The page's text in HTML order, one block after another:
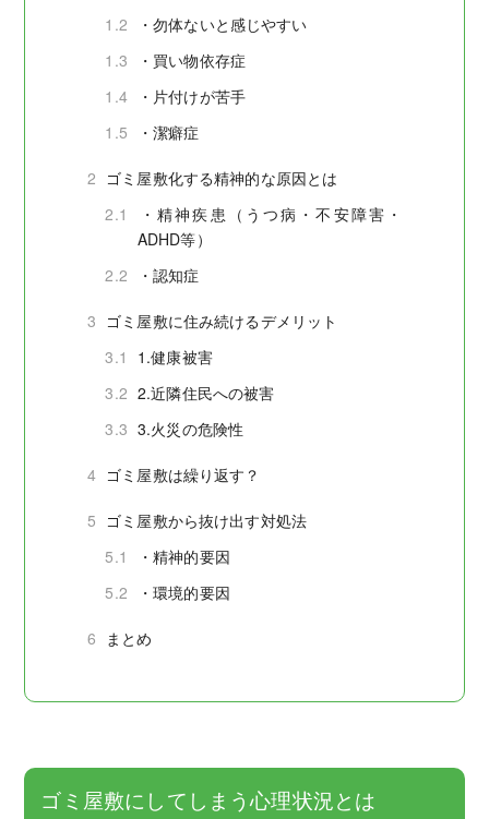
1.2
・勿体ないと感じやすい
1.3
・買い物依存症
1.4
・片付けが苦手
1.5
・潔癖症
2 ゴミ屋敷化する精神的な原因とは
2.1
・精神疾患（うつ病・不安障害・
ADHD等）
2.2
・認知症
3 ゴミ屋敷に住み続けるデメリット
3.1
1.健康被害
3.2 2.近隣住民への被害
3.3 3.火災の危険性
4 ゴミ屋敷は繰り返す？
5 ゴミ屋敷から抜け出す対処法
5.1
・精神的要因
5.2
・環境的要因
6 まとめ
ゴミ屋敷にしてしまう心理状況とは